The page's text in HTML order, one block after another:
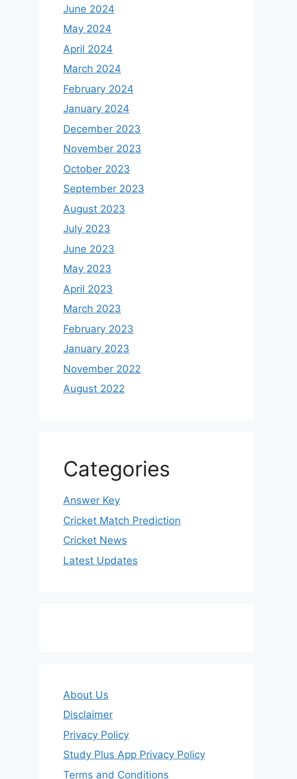
June 2024
May 2024
April 2024
March 2024
February 2024
January 2024
December 2023
November 2023
October 2023
September 2023
August 2023
July 2023
June 2023
May 2023
April 2023
March 2023
February 2023
January 2023
November 2022
August 2022
Categories
Answer Key
Cricket Match Prediction
Cricket News
Latest Updates
About Us
Disclaimer
Privacy Policy
Study Plus App Privacy Policy
Terms and Conditions